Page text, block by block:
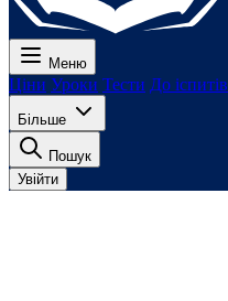
Меню
Ціни Уроки Тести До іспитів
Більше
Пошук
Увійти